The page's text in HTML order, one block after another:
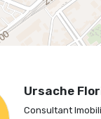
Ursache
Consultant